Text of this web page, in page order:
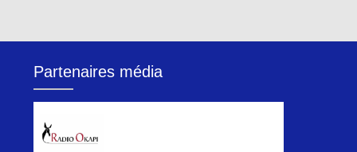
Partenaires média